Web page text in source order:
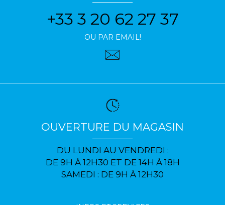
+33 3 20 62 27 37
OU PAR EMAIL!
OUVERTURE DU MAGASIN
DU LUNDI AU VENDREDI :
DE 9H À 12H30 ET DE 14H À 18H
SAMEDI : DE 9H À 12H30